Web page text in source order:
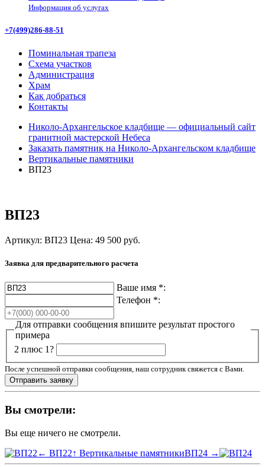
Информация об услугах
+7(499)286-88-51
Поминальная трапеза
Схема участков
Администрация
Храм
Как добраться
Контакты
Николо-Архангельское кладбище — официальный сайт
гранитной мастерской Небеса
Заказать памятник на Николо-Архангельском кладбище
Вертикальные памятники
ВП23
ВП23
Артикул: ВП23 Цена: 49 500 руб.
Заявка для предварительного расчета
Ваше имя *:
Телефон *:
Для отправки сообщения впишите результат простого
примера
2 плюс 1?
После успешной отправки сообщения, наш сотрудник свяжется с Вами.
Вы смотрели:
Вы еще ничего не смотрели.
← ВП22↑ Вертикальные памятникиВП24 →